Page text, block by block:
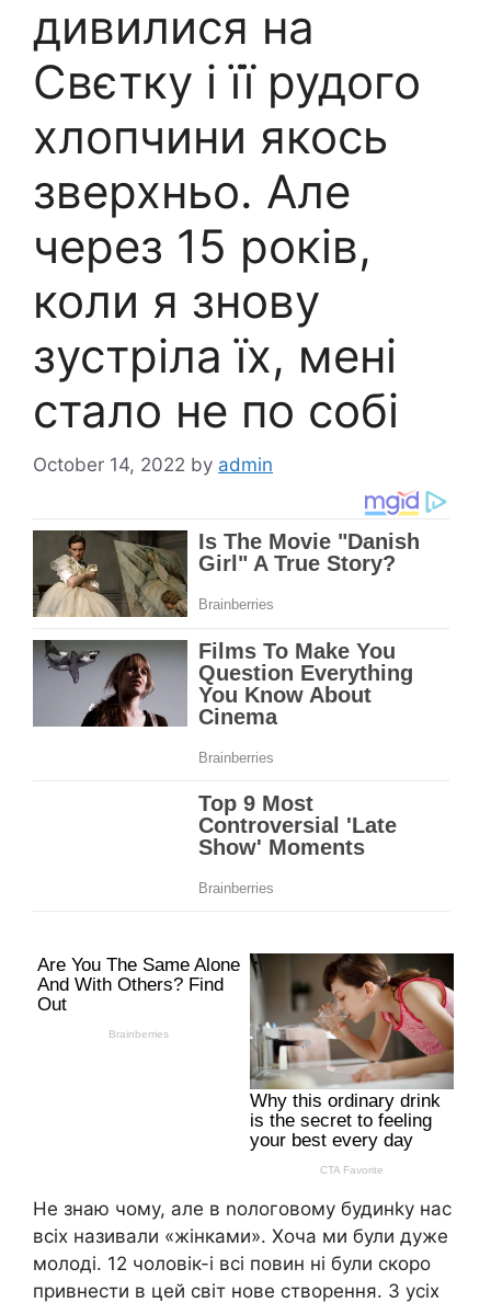
дивилися на
Свєтку і її рудого
хлопчини якось
зверхньо. Але
через 15 років,
коли я знову
зустріла їх, мені
стало не по собі
October 14, 2022 by admin
Не знаю чому, але в nологовому будинkу нас
всіх називали «жінками». Хоча ми були дуже
молоді. 12 чоловік-і всі повин ні були скоро
привнести в цей світ нове створення. З усіх